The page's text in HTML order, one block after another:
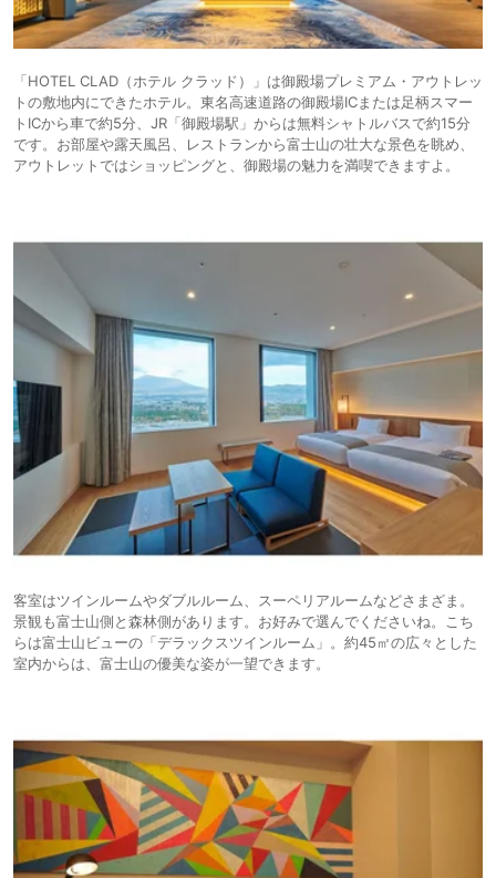
「HOTEL CLAD（ホテル クラッド）」は御殿場プレミアム・アウトレッ
トの敷地内にできたホテル。東名高速道路の御殿場ICまたは足柄スマー
トICから車で約5分、JR「御殿場駅」からは無料シャトルバスで約15分
です。お部屋や露天風呂、レストランから富士山の壮大な景色を眺め、
アウトレットではショッピングと、御殿場の魅力を満喫できますよ。
客室はツインルームやダブルルーム、スーペリアルームなどさまざま。
景観も富士山側と森林側があります。お好みで選んでくださいね。こち
らは富士山ビューの「デラックスツインルーム」。約45㎡の広々とした
室内からは、富士山の優美な姿が一望できます。